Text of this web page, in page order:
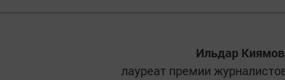
Ильдар
лауреат премии